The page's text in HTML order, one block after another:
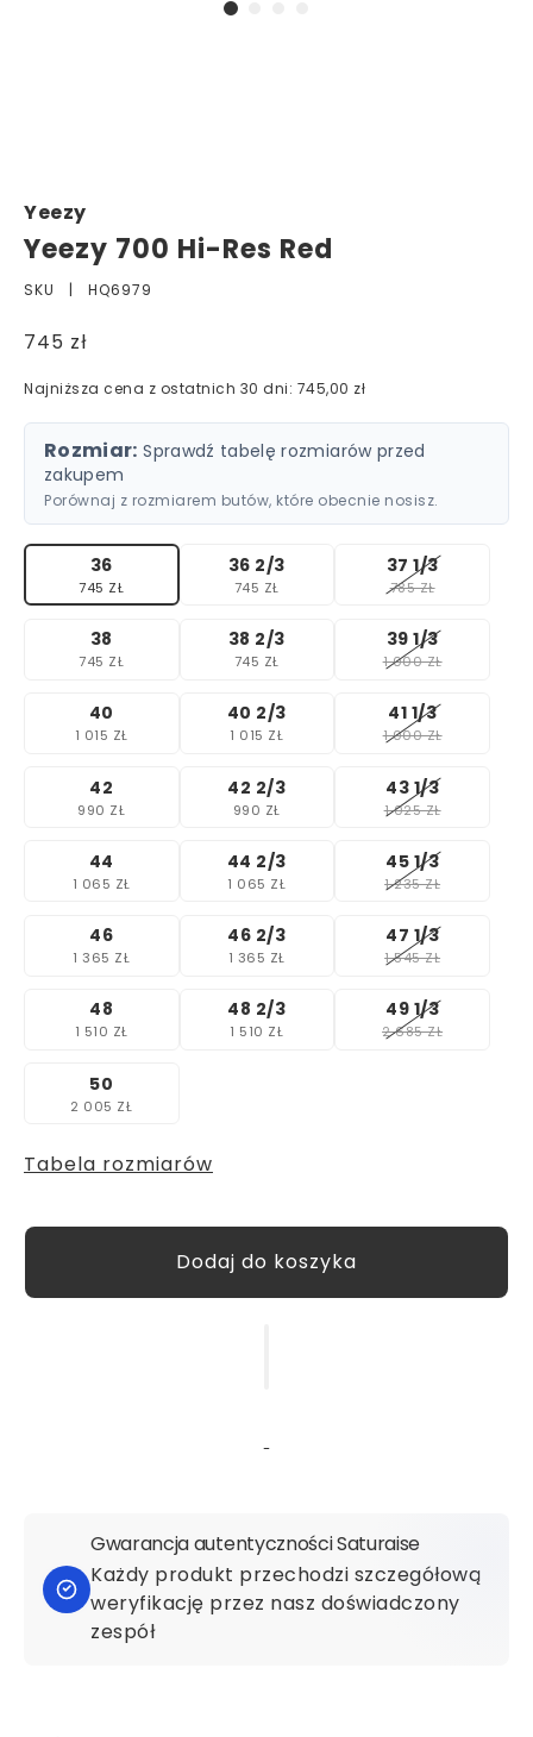
Yeezy
Yeezy 700 Hi-Res Red
SKU | HQ6979
745 zł
Najniższa cena z ostatnich 30 dni: 745,00 zł
Rozmiar: Sprawdź tabelę rozmiarów przed
zakupem
Porównaj z rozmiarem butów, które obecnie nosisz.
36
745 ZŁ
36 2/3
745 ZŁ
37 1/3
785 ZŁ
38
745 ZŁ
38 2/3
745 ZŁ
39 1/3
1 000 ZŁ
40
1 015 ZŁ
40 2/3
1 015 ZŁ
41 1/3
1 000 ZŁ
42
990 ZŁ
42 2/3
990 ZŁ
43 1/3
1 025 ZŁ
44
1 065 ZŁ
44 2/3
1 065 ZŁ
45 1/3
1 235 ZŁ
46
1 365 ZŁ
46 2/3
1 365 ZŁ
47 1/3
1 545 ZŁ
48
1 510 ZŁ
48 2/3
1 510 ZŁ
49 1/3
2 685 ZŁ
50
2 005 ZŁ
Tabela rozmiarów
Gwarancja autentyczności Saturaise
Każdy produkt przechodzi szczegółową
weryfikację przez nasz doświadczony
zespół